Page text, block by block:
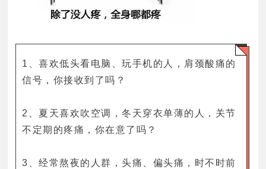
1、喜欢低头看电脑、玩手机的人，肩颈酸痛的
信号，你接收到了吗？
2、夏天喜欢吹空调，冬天穿衣单薄的人，关节
不定期的疼痛，你在意了吗？
3、经常熬夜的人群，头痛、偏头痛，时不时前